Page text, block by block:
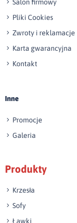
Wyślij opinię
Salon firmowy
Pliki Cookies
Zwroty i reklamacje
Karta gwarancyjna
Kontakt
Inne
Promocje
Galeria
Produkty
Krzesła
Sofy
Ławki